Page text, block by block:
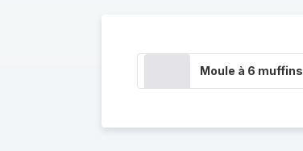
Moule à 6 muffins